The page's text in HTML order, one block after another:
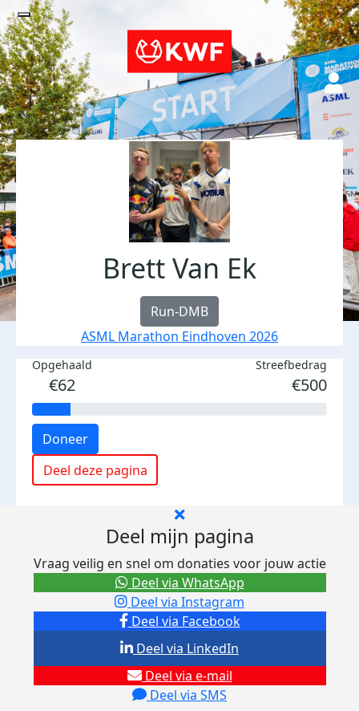
Brett Van Ek
Run-DMB
ASML Marathon Eindhoven 2026
Opgehaald
€62
Streefbedrag
€500
Doneer
Deel deze pagina
Deel mijn pagina
Vraag veilig en snel om donaties voor jouw actie
Deel via Facebook
Deel via Instagram
Deel via e-mail
Deel via SMS
Deel via LinkedIn
Deel via WhatsApp